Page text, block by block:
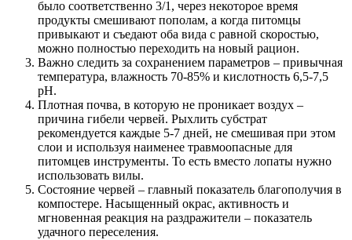
было соответственно 3/1, через некоторое время
продукты смешивают пополам, а когда питомцы
привыкают и съедают оба вида с равной скоростью,
можно полностью переходить на новый рацион.
Важно следить за сохранением параметров – привычная
температура, влажность 70-85% и кислотность 6,5-7,5
рН.
Плотная почва, в которую не проникает воздух –
причина гибели червей. Рыхлить субстрат
рекомендуется каждые 5-7 дней, не смешивая при этом
слои и используя наименее травмоопасные для
питомцев инструменты. То есть вместо лопаты нужно
использовать вилы.
Состояние червей – главный показатель благополучия в
компостере. Насыщенный окрас, активность и
мгновенная реакция на раздражители – показатель
удачного переселения.